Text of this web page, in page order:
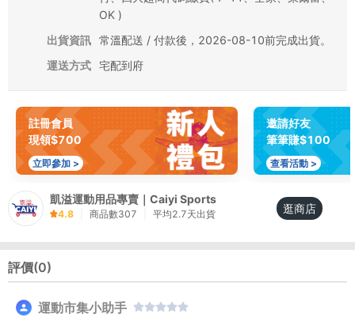
OK )
出貨資訊 常溫配送 / 付款後，2026-08-10前完成出貨。
運送方式 宅配到府
註冊會員
現領$700
立即參加 >
邀請好友
筆筆賺$100
查看活動 >
凱溢運動用品專賣｜Caiyi Sports
4.8 商品數307 平均2.7天出貨 逛商店
評價(0)
運動市集小助手